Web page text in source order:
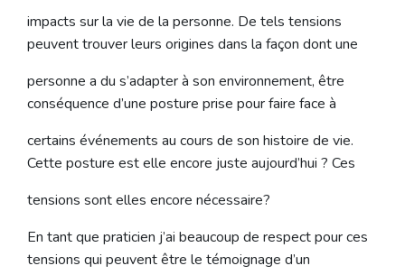
impacts sur la vie de la personne. De tels tensions
peuvent trouver leurs origines dans la façon dont une
personne a du s’adapter à son environnement, être
conséquence d’une posture prise pour faire face à
certains événements au cours de son histoire de vie.
Cette posture est elle encore juste aujourd’hui ? Ces
tensions sont elles encore nécessaire?
En tant que praticien j’ai beaucoup de respect pour ces
tensions qui peuvent être le témoignage d’un